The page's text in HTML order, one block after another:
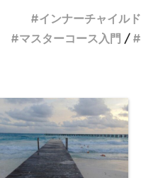
インナーチャイルド
マスターコース入門